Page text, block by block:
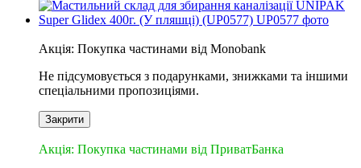
Акція: Покупка частинами від Monobank
Не підсумовується з подарунками, знижками та іншими
спеціальними пропозиціями.
Закрити
Акція: Покупка частинами від ПриватБанка